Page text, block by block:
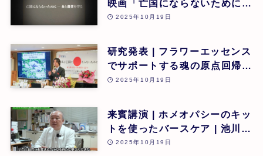
映画「亡国にならないために食
と農業を守る」 | 第26回
2025年10月19日
研究発表 | フラワーエッセンス
でサポートする魂の原点回帰 |
東昭史 | 第26回
2025年10月19日
来賓講演 | ホメオパシーのキッ
トを使ったバースケア | 池川
明 | 第26回
2025年10月19日